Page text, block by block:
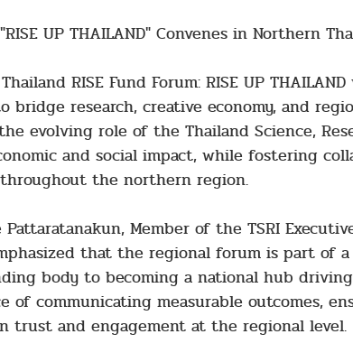
UP THAILAND" Convenes in Northern
RISE Fund Forum: RISE UP
bridge research, creative economy, and
evolving role of the Thailand Science,
and social impact, while fostering
the northern region.
Member of the TSRI
that the regional forum is part
body to becoming a national hub
communicating measurable outcomes,
trust and engagement at the regional level.